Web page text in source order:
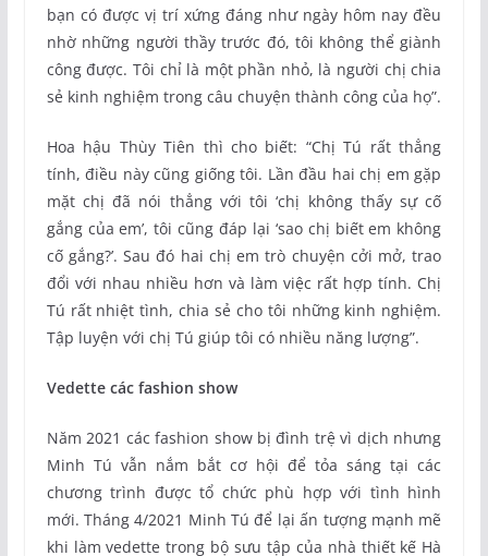
bạn có được vị trí xứng đáng như ngày hôm nay đều
nhờ những người thầy trước đó, tôi không thể giành
công được. Tôi chỉ là một phần nhỏ, là người chị chia
sẻ kinh nghiệm trong câu chuyện thành công của họ”.
Hoa hậu Thùy Tiên thì cho biết: “Chị Tú rất thẳng
tính, điều này cũng giống tôi. Lần đầu hai chị em gặp
mặt chị đã nói thẳng với tôi ‘chị không thấy sự cố
gắng của em’, tôi cũng đáp lại ‘sao chị biết em không
cố gắng?’. Sau đó hai chị em trò chuyện cởi mở, trao
đổi với nhau nhiều hơn và làm việc rất hợp tính. Chị
Tú rất nhiệt tình, chia sẻ cho tôi những kinh nghiệm.
Tập luyện với chị Tú giúp tôi có nhiều năng lượng”.
Vedette các fashion show
Năm 2021 các fashion show bị đình trệ vì dịch nhưng
Minh Tú vẫn nắm bắt cơ hội để tỏa sáng tại các
chương trình được tổ chức phù hợp với tình hình
mới. Tháng 4/2021 Minh Tú để lại ấn tượng mạnh mẽ
khi làm vedette trong bộ sưu tập của nhà thiết kế Hà